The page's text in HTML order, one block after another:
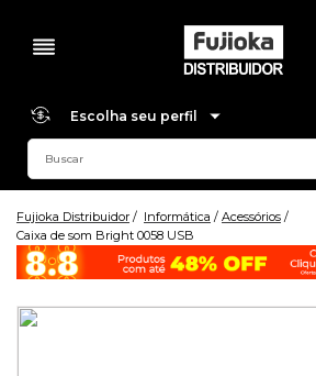
Escolha seu perfil
Fujioka Distribuidor Informática
Acessórios
Caixa de som Bright 0058 USB